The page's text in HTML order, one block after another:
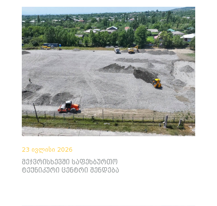
23 ივლისი 2026
მეჯვრისხევში საფეხბურთო
ტექნიკური ცენტრი შენდება